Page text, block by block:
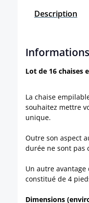
Description
Lot de 16 chaises
La chaise
souhaitez mettre
unique.
Outre son aspect
durée ne sont pas
Un autre
constitué de 4
Dimensions